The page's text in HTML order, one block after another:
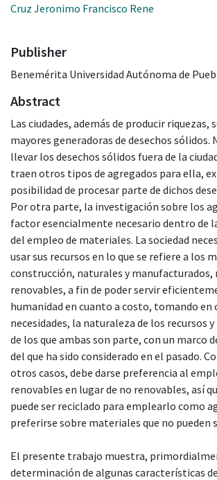
Cruz Jeronimo Francisco Rene
Publisher
Benemérita Universidad Autónoma de
Abstract
Las ciudades, además de producir riquezas,
mayores generadoras de desechos sólidos.
llevar los desechos sólidos fuera de la
traen otros tipos de agregados para ella,
posibilidad de procesar parte de dichos
Por otra parte, la investigación sobre los
factor esencialmente necesario dentro de
del empleo de materiales. La sociedad
usar sus recursos en lo que se refiere a los
construcción, naturales y manufacturados,
renovables, a fin de poder servir
humanidad en cuanto a costo, tomando en
necesidades, la naturaleza de los recursos
de los que ambas son parte, con un marco
del que ha sido considerado en el pasado.
otros casos, debe darse preferencia al
renovables en lugar de no renovables, así
puede ser reciclado para emplearlo como
preferirse sobre materiales que no pueden
El presente trabajo muestra,
determinación de algunas características